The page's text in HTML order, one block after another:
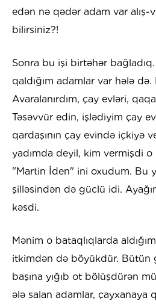
edən nə qədər adam var alış-
bilirsiniz?!
Sonra bu işi birtəhər
qaldığım adamlar var hələ də.
Avaralanırdım, çay evləri,
Təsəvvür edin, işlədiyim çay
qardaşının çay evində içkiyə
yadımda deyil, kim vermişdi o
"Martin İden" ini oxudum. Bu
şilləsindən də güclü idi.
kəsdi.
Mənim o bataqlıqlarda
itkimdən də böyükdür. Bütün
başına yığıb ot bölüşdürən
ələ salan adamlar, çayxanaya